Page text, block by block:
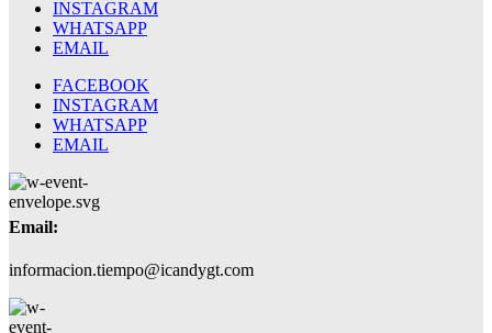
INSTAGRAM
WHATSAPP
EMAIL
FACEBOOK
INSTAGRAM
WHATSAPP
EMAIL
Email:
informacion.tiempo@icandygt.com